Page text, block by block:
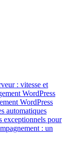
: vitesse et
WordPress
WordPress
automatiques
exceptionnels pour
: un